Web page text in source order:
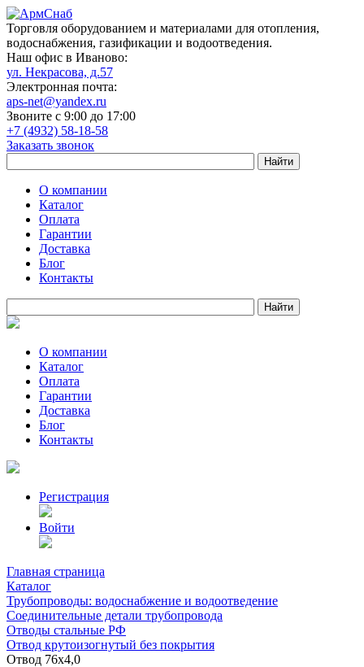
Торговля оборудованием и материалами для отопления,
водоснабжения, газификации и водоотведения.
Наш офис в Иваново:
ул. Некрасова, д.57
Электронная почта:
aps-net@yandex.ru
Звоните с 9:00 до 17:00
+7 (4932) 58-18-58
Заказать звонок
О компании
Каталог
Оплата
Гарантии
Доставка
Блог
Контакты
О компании
Каталог
Оплата
Гарантии
Доставка
Блог
Контакты
Регистрация
Войти
Главная страница
Каталог
Трубопроводы: водоснабжение и водоотведение
Соединительные детали трубопровода
Отводы стальные РФ
Отвод крутоизогнутый без покрытия
Отвод 76х4,0